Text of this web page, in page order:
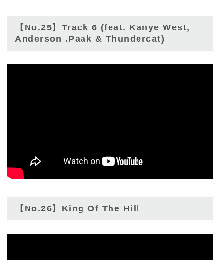
【No.25】Track 6 (feat. Kanye West,
Anderson .Paak & Thundercat)
【No.26】King Of The Hill